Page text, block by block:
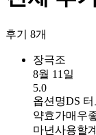
후기 8개
장극조
8월 11일
5.0
옵션명DS
약효가매우
마년사용할